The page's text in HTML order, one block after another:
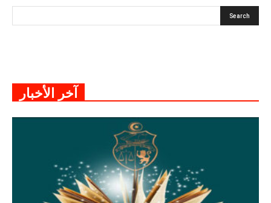
آخر الأخبار